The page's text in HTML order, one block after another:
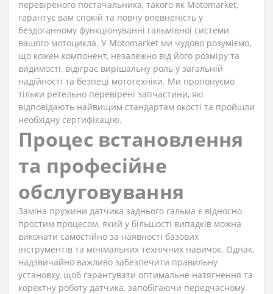
перевіреного постачальника, такого як Motomarket,
гарантує вам спокій та повну впевненість у
бездоганному функціонуванні гальмівної системи
вашого мотоцикла. У Motomarket ми чудово розуміємо,
що кожен компонент, незалежно від його розміру та
видимості, відіграє вирішальну роль у загальній
надійності та безпеці мототехніки. Ми пропонуємо
тільки ретельно перевірені запчастини, які
відповідають найвищим стандартам якості та пройшли
необхідну сертифікацію.
Процес встановлення
та професійне
обслуговування
Заміна пружини датчика заднього гальма є відносно
простим процесом, який у більшості випадків можна
виконати самостійно за наявності базових
інструментів та мінімальних технічних навичок. Однак,
надзвичайно важливо забезпечити правильну
установку, щоб гарантувати оптимальне натягнення та
коректну роботу датчика, запобігаючи передчасному